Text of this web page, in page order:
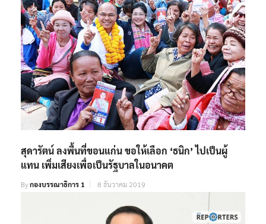
สุดารัตน์ ลงพื้นที่ขอนแก่น ขอให้เลือก ‘ธนิก’ ไปเป็นผู้
แทน เพิ่มเสียงเพื่อเป็นรัฐบาลในอนาคต
Byกองบรรณาธิการ 1 8 ธันวาคม 2019